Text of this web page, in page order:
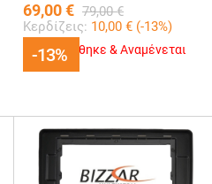
-13%
69,00€ 79,00 €
Κερδίζεις: 10,00 € (-13%)
-13%
Εξαντλήθηκε & Αναμένεται